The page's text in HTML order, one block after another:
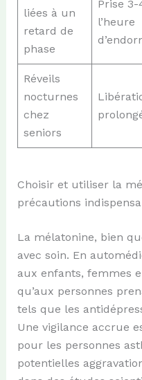
liées à un
retard de
phase
Prise
l’heure
Réveils
nocturnes
chez
seniors
Choisir et utiliser la
précautions
La mélatonine, bien
avec soin. En
aux enfants, femmes
qu’aux personnes
tels que les
Une vigilance accrue
pour les personnes
potentielles